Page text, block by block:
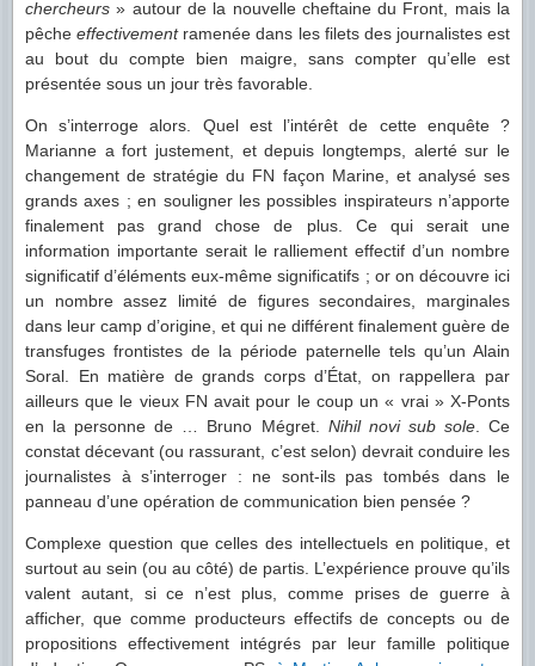
chercheurs » autour de la nouvelle cheftaine du Front, mais la
pêcheeffectivementramenée dans les filets des journalistes est
au bout du compte bien maigre, sans compter qu’elle est
présentée sous un jour très favorable.
On s’interroge alors. Quel est l’intérêt de cette enquête ?
Marianne a fort justement, et depuis longtemps, alerté sur le
changement de stratégie du FN façon Marine, et analysé ses
grands axes ; en souligner les possibles inspirateurs n’apporte
finalement pas grand chose de plus. Ce qui serait une
information importante serait le ralliement effectif d’un nombre
significatif d’éléments eux-même significatifs ; or on découvre ici
un nombre assez limité de figures secondaires, marginales
dans leur camp d’origine, et qui ne différent finalement guère de
transfuges frontistes de la période paternelle tels qu’un Alain
Soral. En matière de grands corps d’État, on rappellera par
ailleurs que le vieux FN avait pour le coup un « vrai » X-Ponts
en la personne de … Bruno Mégret. Nihil novi sub sole. Ce
constat décevant (ou rassurant, c’est selon) devrait conduire les
journalistes à s’interroger : ne sont-ils pas tombés dans le
panneau d’une opération de communication bien pensée ?
Complexe question que celles des intellectuels en politique, et
surtout au sein (ou au côté) de partis. L’expérience prouve qu’ils
valent autant, si ce n’est plus, comme prises de guerre à
afficher, que comme producteurs effectifs de concepts ou de
propositions effectivement intégrés par leur famille politique